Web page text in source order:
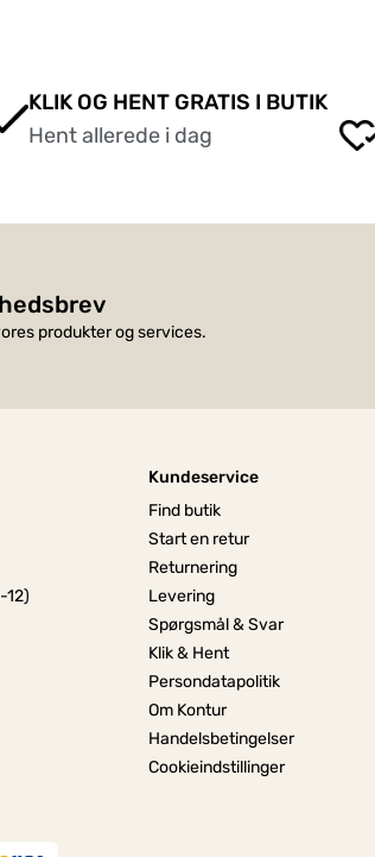
KLIK OG HENT GRATIS I BUTIK
Hent allerede i dag
produkter og services.
12)
Kundeservice
Find butik
Start en retur
Returnering
Levering
Spørgsmål & Svar
Klik & Hent
Persondatapolitik
Om Kontur
Handelsbetingelser
Cookieindstillinger